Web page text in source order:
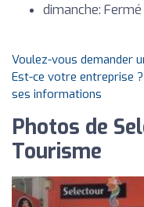
dimanche: Fermé
Voulez-vous demander
Est-ce votre entreprise
ses informations
Photos de
Tourisme